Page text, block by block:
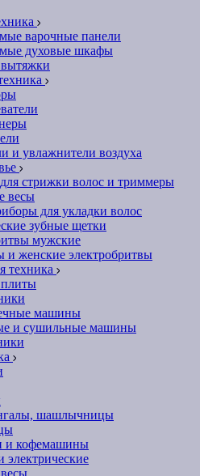
варочные панели
духовые шкафы
и увлажнители воздуха
стрижки волос и триммеры
весы
для укладки волос
зубные щетки
мужские
и женские электробритвы
техника
машины
и сушильные машины
шашлычницы
и кофемашины
электрические